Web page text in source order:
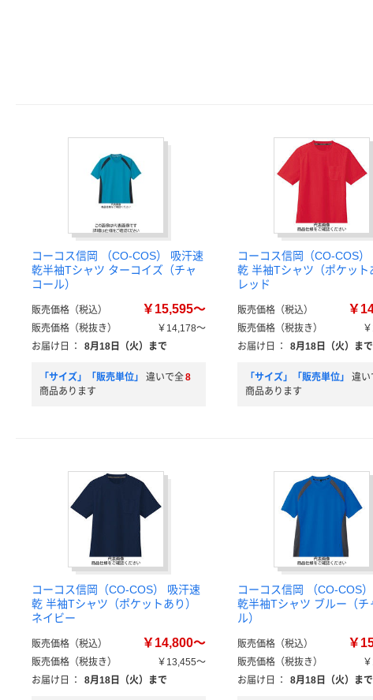
コーコス信岡 （CO-COS） 吸汗速
乾半袖Tシャツ ターコイズ（チャ
コール）
販売価格（税込） ￥15,595～
販売価格（税抜き）
￥14,178～
お届け日
： 8月18日（火）まで
「サイズ」「販売単位」 違いで全8
商品あります
コーコス信岡（CO-COS）
乾 半袖Tシャツ（ポケット
レッド
販売価格（税込） ￥
販売価格（税抜き）
お届け日
： 8月18日（火）まで
「サイズ」「販売単位」 違い
商品あります
コーコス信岡（CO-COS） 吸汗速
乾 半袖Tシャツ（ポケットあり）
ネイビー
販売価格（税込） ￥14,800～
販売価格（税抜き）
￥13,455～
お届け日
： 8月18日（火）まで
コーコス信岡 （CO-COS
乾半袖Tシャツ ブルー（チ
ル）
販売価格（税込） ￥
販売価格（税抜き）
お届け日
： 8月18日（火）まで